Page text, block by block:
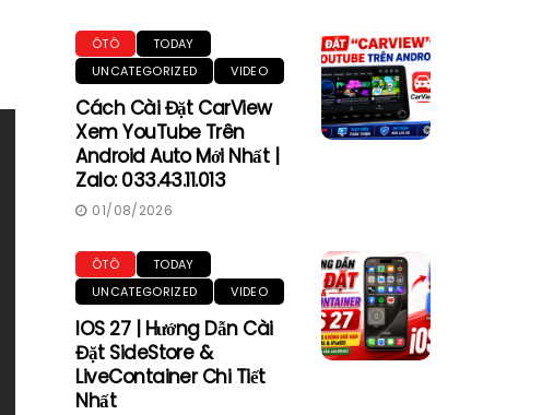
ÔTÔ
TODAY
UNCATEGORIZED
VIDEO
Cách Cài Đặt CarView
Xem YouTube Trên
Android Auto Mới Nhất |
Zalo: 033.43.11.013
01/08/2026
ÔTÔ
TODAY
UNCATEGORIZED
VIDEO
IOS 27 | Hướng Dẫn Cài
Đặt SideStore &
LiveContainer Chi Tiết
Nhất